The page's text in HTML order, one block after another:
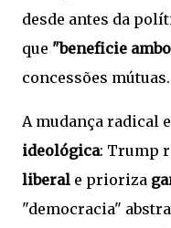
desde antes da
que "beneficie
concessões mútuas.
A mudança radical
ideológica: Trump
liberal e prioriza
"democracia"